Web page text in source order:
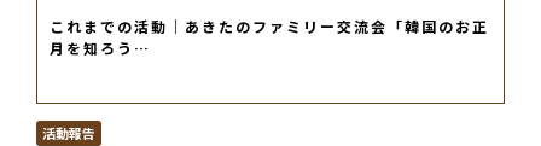
これまでの活動｜あきたのファミリー交流会「韓国のお正
月を知ろう…
活動報告